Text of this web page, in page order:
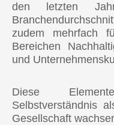
🇮🇳 Indien
🇮🇩 Indonesien
🇰🇬 Kirgisistan
🇲🇾 Malaysia
🇲🇳 Mongolei
den letzten
zudem mehrfach
Bereichen
und
Diese
Selbstverständnis
Gesellschaft